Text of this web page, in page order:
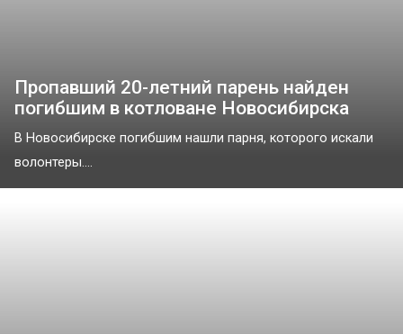
Пропавший 20-летний парень найден
погибшим в котловане Новосибирска
В Новосибирске погибшим нашли парня, которого искали
волонтеры....